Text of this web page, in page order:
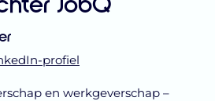
profiel
en werkgeverschap –